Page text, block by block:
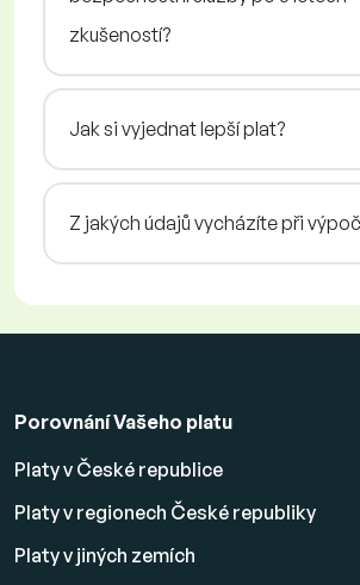
zkušeností?
Jak si vyjednat lepší plat?
Z jakých údajů vycházíte při
Porovnání Vašeho platu
Platy v České republice
Platy v regionech České republiky
Platy v jiných zemích